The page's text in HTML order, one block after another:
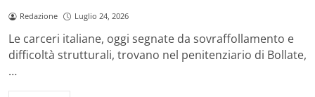
Redazione Luglio 24, 2026
Le carceri italiane, oggi segnate da sovraffollamento e
difficoltà strutturali, trovano nel penitenziario di Bollate,
…